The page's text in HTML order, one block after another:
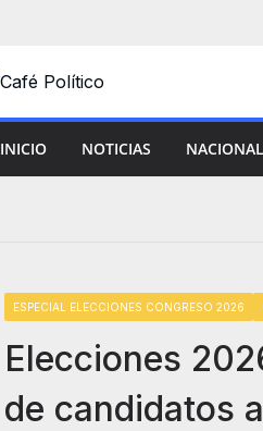
INICIO NOTICIAS NACIONAL
ESPECIAL ELECCIONES CONGRESO 2026
Elecciones
de candidatos